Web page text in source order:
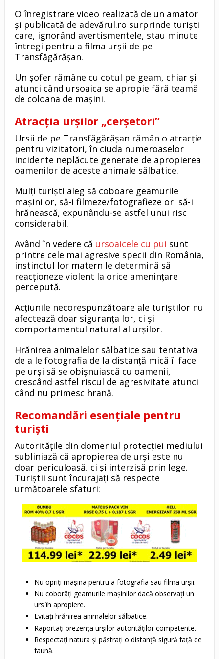
O înregistrare video realizată de un amator
și publicată de adevărul.ro surprinde turiști
care, ignorând avertismentele, stau minute
întregi pentru a filma urșii de pe
Transfăgărășan.
Un șofer rămâne cu cotul pe geam, chiar și
atunci când ursoaica se apropie fără teamă
de coloana de mașini.
Atracția urșilor „cerșetori”
Ursii de pe Transfăgărășan rămân o atracție
pentru vizitatori, în ciuda numeroaselor
incidente neplăcute generate de apropierea
oamenilor de aceste animale sălbatice.
Mulți turiști aleg să coboare geamurile
mașinilor, să-i filmeze/fotografieze ori să-i
hrănească, expunându-se astfel unui risc
considerabil.
Având în vedere că ursoaicele cu pui sunt
printre cele mai agresive specii din România,
instinctul lor matern le determină să
reacționeze violent la orice amenințare
percepută.
Acțiunile necorespunzătoare ale turiștilor nu
afectează doar siguranța lor, ci și
comportamentul natural al urșilor.
Hrănirea animalelor sălbatice sau tentativa
de a le fotografia de la distanță mică îi face
pe urși să se obișnuiască cu oamenii,
crescând astfel riscul de agresivitate atunci
când nu primesc hrană.
Recomandări esențiale pentru
turiști
Autoritățile din domeniul protecției mediului
subliniază că apropierea de urși este nu
doar periculoasă, ci și interzisă prin lege.
Turiștii sunt încurajați să respecte
următoarele sfaturi:
Nu opriți mașina pentru a fotografia sau filma urșii.
Nu coborâți geamurile mașinilor dacă observați un
urs în apropiere.
Evitați hrănirea animalelor sălbatice.
Raportați prezența urșilor autorităților competente.
Respectați natura și păstrați o distanță sigură față de
faună.